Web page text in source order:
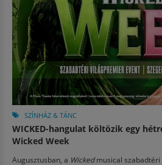
SZÍNHÁZ & TÁNC
WICKED-hangulat költözik egy
Wicked Week
Augusztusban, a Wickedmusical